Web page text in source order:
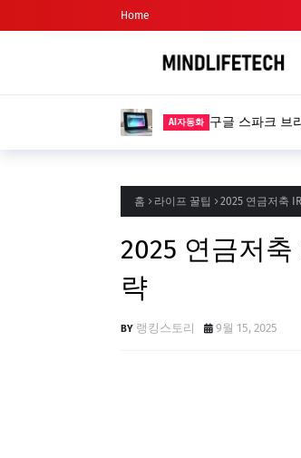
Home
AI자동화 구글 스파크 브
홈 라이프 꿀팁 2025 연금저축
2025 연금저
략
랭킹스토리 9월 15, 2025